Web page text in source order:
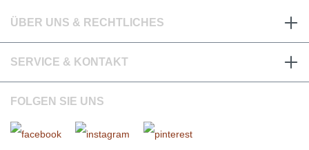
ÜBER UNS & RECHTLICHES
SERVICE & KONTAKT
FOLGEN SIE UNS